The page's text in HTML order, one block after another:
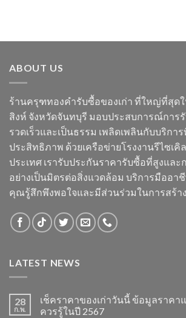
ABOUT US
ร้านครุฑทองคำรับซื้อของเก่า ที่ใหญ่ที่สุด
สิงห์ จังหวัดจันทบุรี มอบประสบการณ์การ
รวดเร็วและเป็นธรรม เพลิดเพลินกับบริกา
ประสิทธิภาพ ด้วยเครือข่ายโรงงานรีไซเ
ประเทศ เรารับประกันราคารับซื้อที่สูงและ
อย่างเป็นมิตรต่อสิ่งแวดล้อม บริการมืออา
คุณรู้สึกพึงพอใจและมีส่วนร่วมในการสร้า
LATEST NEWS
28
ก.พ.
เช็คราคาของเก่าวันนี้ ข้อมูลราคา
ควรรู้ในปี 2567